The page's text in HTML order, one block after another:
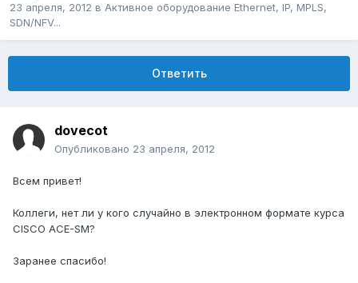
23 апреля, 2012 в Активное оборудование Ethernet, IP, MPLS,
SDN/NFV...
Ответить
dovecot
Опубликовано 23 апреля, 2012
Всем привет!
Коллеги, нет ли у кого случайно в электронном формате курса
CISCO ACE-SM?
Заранее спасибо!